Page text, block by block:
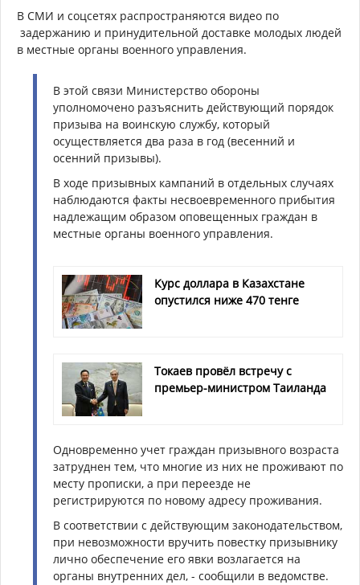
В СМИ и соцсетях распространяются видео по
задержанию и принудительной доставке молодых людей
в местные органы военного управления.
В этой связи Министерство обороны
уполномочено разъяснить действующий порядок
призыва на воинскую службу, который
осуществляется два раза в год (весенний и
осенний призывы).
В ходе призывных кампаний в отдельных случаях
наблюдаются факты несвоевременного прибытия
надлежащим образом оповещенных граждан в
местные органы военного управления.
Курс доллара в Казахстане
опустился ниже 470 тенге
Токаев провёл встречу с
премьер-министром Таиланда
Одновременно учет граждан призывного возраста
затруднен тем, что многие из них не проживают по
месту прописки, а при переезде не
регистрируются по новому адресу проживания.
В соответствии с действующим законодательством,
при невозможности вручить повестку призывнику
лично обеспечение его явки возлагается на
органы внутренних дел, - сообщили в ведомстве.